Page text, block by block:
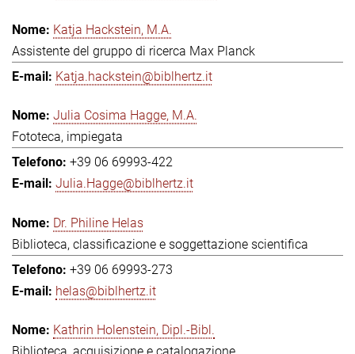
Katja Hackstein, M.A.
Assistente del gruppo di ricerca Max Planck
Katja.hackstein@biblhertz.it
Julia Cosima Hagge, M.A.
Fototeca, impiegata
+39 06 69993-422
Julia.Hagge@biblhertz.it
Dr. Philine Helas
Biblioteca, classificazione e soggettazione scientifica
+39 06 69993-273
helas@biblhertz.it
Kathrin Holenstein, Dipl.-Bibl.